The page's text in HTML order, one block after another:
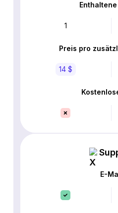
1
Preis pro
14 $
E-